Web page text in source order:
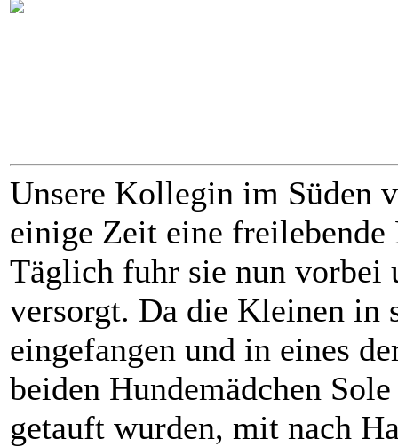
Unsere Kollegin im Süden
einige Zeit eine
Täglich fuhr sie nun vorbei
versorgt. Da die Kleinen in
eingefangen und in eines
beiden Hundemädchen
getauft wurden, mit nach